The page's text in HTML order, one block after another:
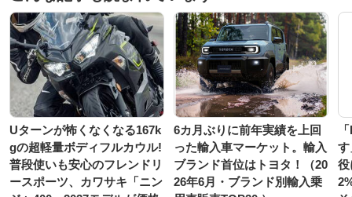
Uターンが怖くなくなる167k
gの超軽量ボディフルカウル!
普段使いも安心のフレンドリ
ースポーツ、カワサキ「ニン
6カ月ぶりに前年実績を上回
った輸入車マーケット。輸入
ブランド首位はトヨタ！（20
26年6月・ブランド別輸入乗
す
役